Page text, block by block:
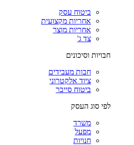
ביטוח עסק
אחריות מקצועית
אחריות מוצר
צד ג'
חבויות וסיכונים
חבות מעבידים
ציוד אלקטרוני
ביטוח סייבר
לפי סוג העסק
משרד
מפעל
חנויות